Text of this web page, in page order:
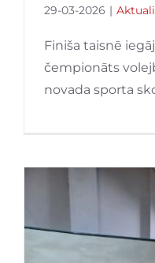
29-03-2026 |
Finiša taisnē
čempionāts
novada sporta